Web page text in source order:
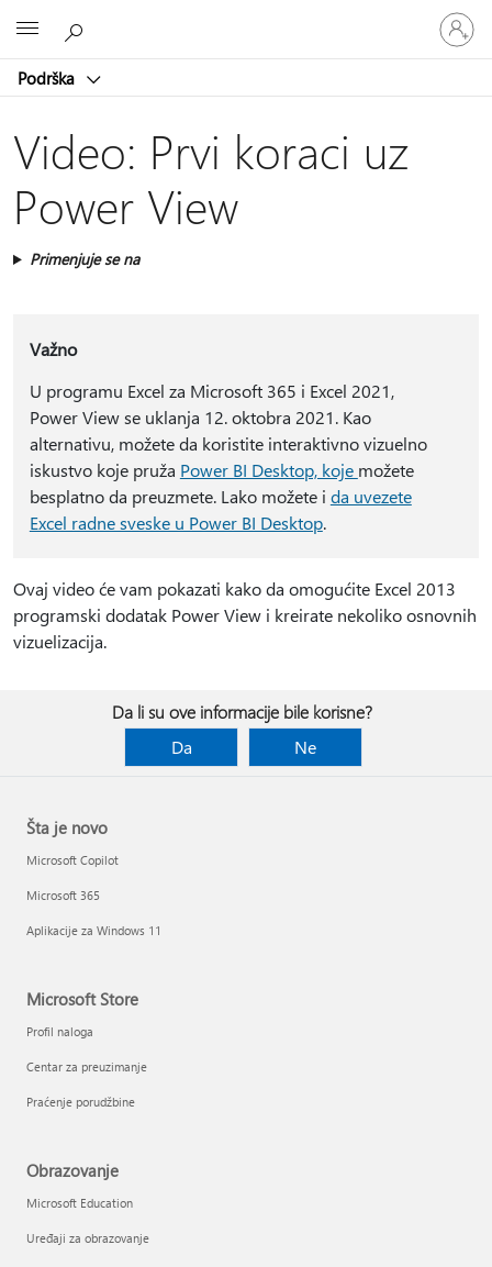
Podrška
Prijavite
se
na
Video: Prvi koraci uz
Power View
Primenjuje se na
Važno
U programu Excel za Microsoft 365 i Excel 2021,
Power View se uklanja 12. oktobra 2021. Kao
alternativu, možete da koristite interaktivno vizuelno
iskustvo koje pruža Power BI Desktop, koje možete
besplatno da preuzmete. Lako možete i da uvezete
Excel radne sveske u Power BI Desktop.
Ovaj video će vam pokazati kako da omogućite Excel 2013
programski dodatak Power View i kreirate nekoliko osnovnih
vizuelizacija.
Da li su ove informacije bile korisne?
Da
Ne
Šta je novo
Microsoft Copilot
Microsoft 365
Aplikacije za Windows 11
Microsoft Store
Profil naloga
Centar za preuzimanje
Praćenje porudžbine
Obrazovanje
Microsoft Education
Uređaji za obrazovanje